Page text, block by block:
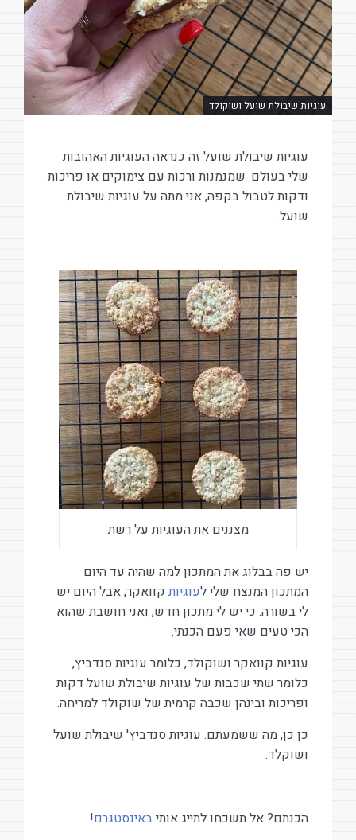
עוגיות שיבולת שועל ושוקולד
עוגיות שיבולת שועל זה כנראה העוגיות האהובות
שלי בעולם. שמנמנות ורכות עם צימוקים או פריכות
ודקות לטבול בקפה, אני מתה על עוגיות שיבולת
שועל.
מצננים את העוגיות על רשת
יש פה בבלוג את המתכון למה שהיה עד היום
המתכון המנצח שלי לעוגיות קוואקר, אבל היום יש
לי בשורה. כי יש לי מתכון חדש, ואני חושבת שהוא
הכי טעים שאי פעם הכנתי.
עוגיות קוואקר ושוקולד, כלומר עוגיות סנדביץ,
כלומר שתי שכבות של עוגיות שיבולת שועל דקות
ופריכות ובינהן שכבה קרמית של שוקולד למריחה.
כן כן, מה ששמעתם. עוגיות סנדביץ' שיבולת שועל
ושוקלד.
הכנתם? אל תשכחו לתייג אותיבאינסטגרם!